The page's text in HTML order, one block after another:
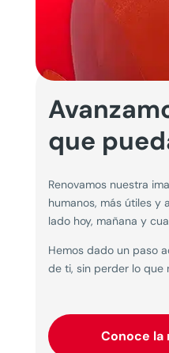
que
Renovamos nuestra
humanos, más útiles y
lado hoy, mañana y
Hemos dado un paso
de ti, sin perder lo que
Conoce la